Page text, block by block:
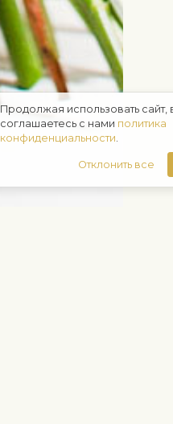
Продолжая использовать сайт,
соглашаетесь с нами политика
конфиденциальности.
Отклонить все